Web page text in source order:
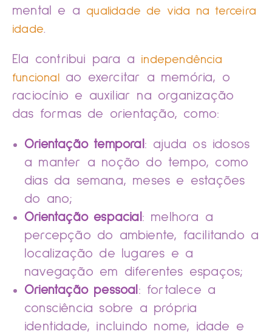
mental e aqualidade de vida na terceira
idade.
Ela contribui para a independência
funcional ao exercitar a memória, o
raciocínio e auxiliar na organização
das formas de orientação, como:
Orientação temporal : ajuda os idosos
a manter a noção do tempo, como
dias da semana, meses e estações
do ano;
Orientação espacial : melhora a
percepção do ambiente, facilitando a
localização de lugares e a
navegação em diferentes espaços;
Orientação pessoal : fortalece a
consciência sobre a própria
identidade, incluindo nome, idade e